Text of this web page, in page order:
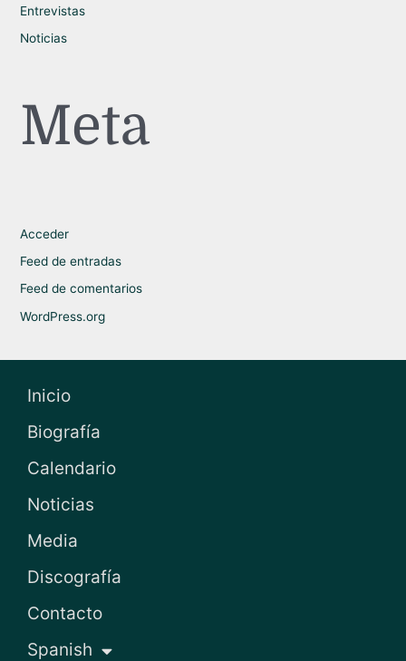
Entrevistas
Noticias
Meta
Acceder
Feed de entradas
Feed de comentarios
WordPress.org
Inicio
Biografía
Calendario
Noticias
Media
Discografía
Contacto
Spanish